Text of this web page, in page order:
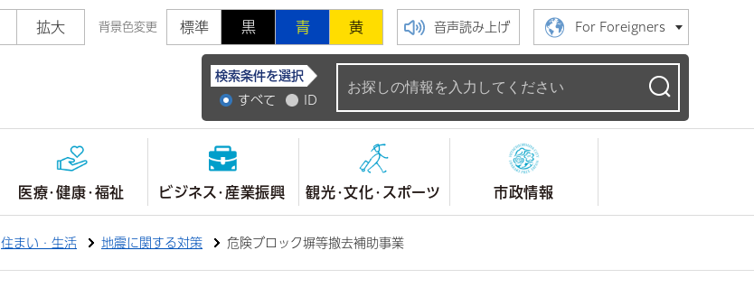
拡大 背景色変更 標準 黒 青 黄 音声読み上げ For Foreigners
常陸大宮市公式ホームページ
検索条件を選択
すべて
ID
医療・健康・福祉 ビジネス・産業振興 観光・文化・スポーツ 市政情報
住まい・生活 地震に関する対策 危険ブロック塀等撤去補助事業